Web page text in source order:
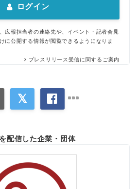
ログイン
広報担当者の連絡先や、イベント・記者会見
に公開する情報が閲覧できるようになりま
プレスリリース受信に関するご案内
配信した企業・団体